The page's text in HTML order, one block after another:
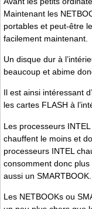
Maintenant les
portables et peut-être
facilement maintenant.
Un disque dur à
beaucoup et abime
Il est ainsi intéressant
les cartes FLASH à
Les processeurs
chauffent le moins et
processeurs INTEL
consomment donc plus
aussi un SMARTBOOK.
Les NETBOOKs ou